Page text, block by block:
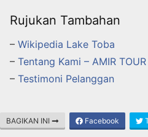
Rujukan Tambahan
– Wikipedia Lake Toba
– Tentang Kami – AMIR TOUR
– Testimoni Pelanggan
BAGIKAN INI Facebook